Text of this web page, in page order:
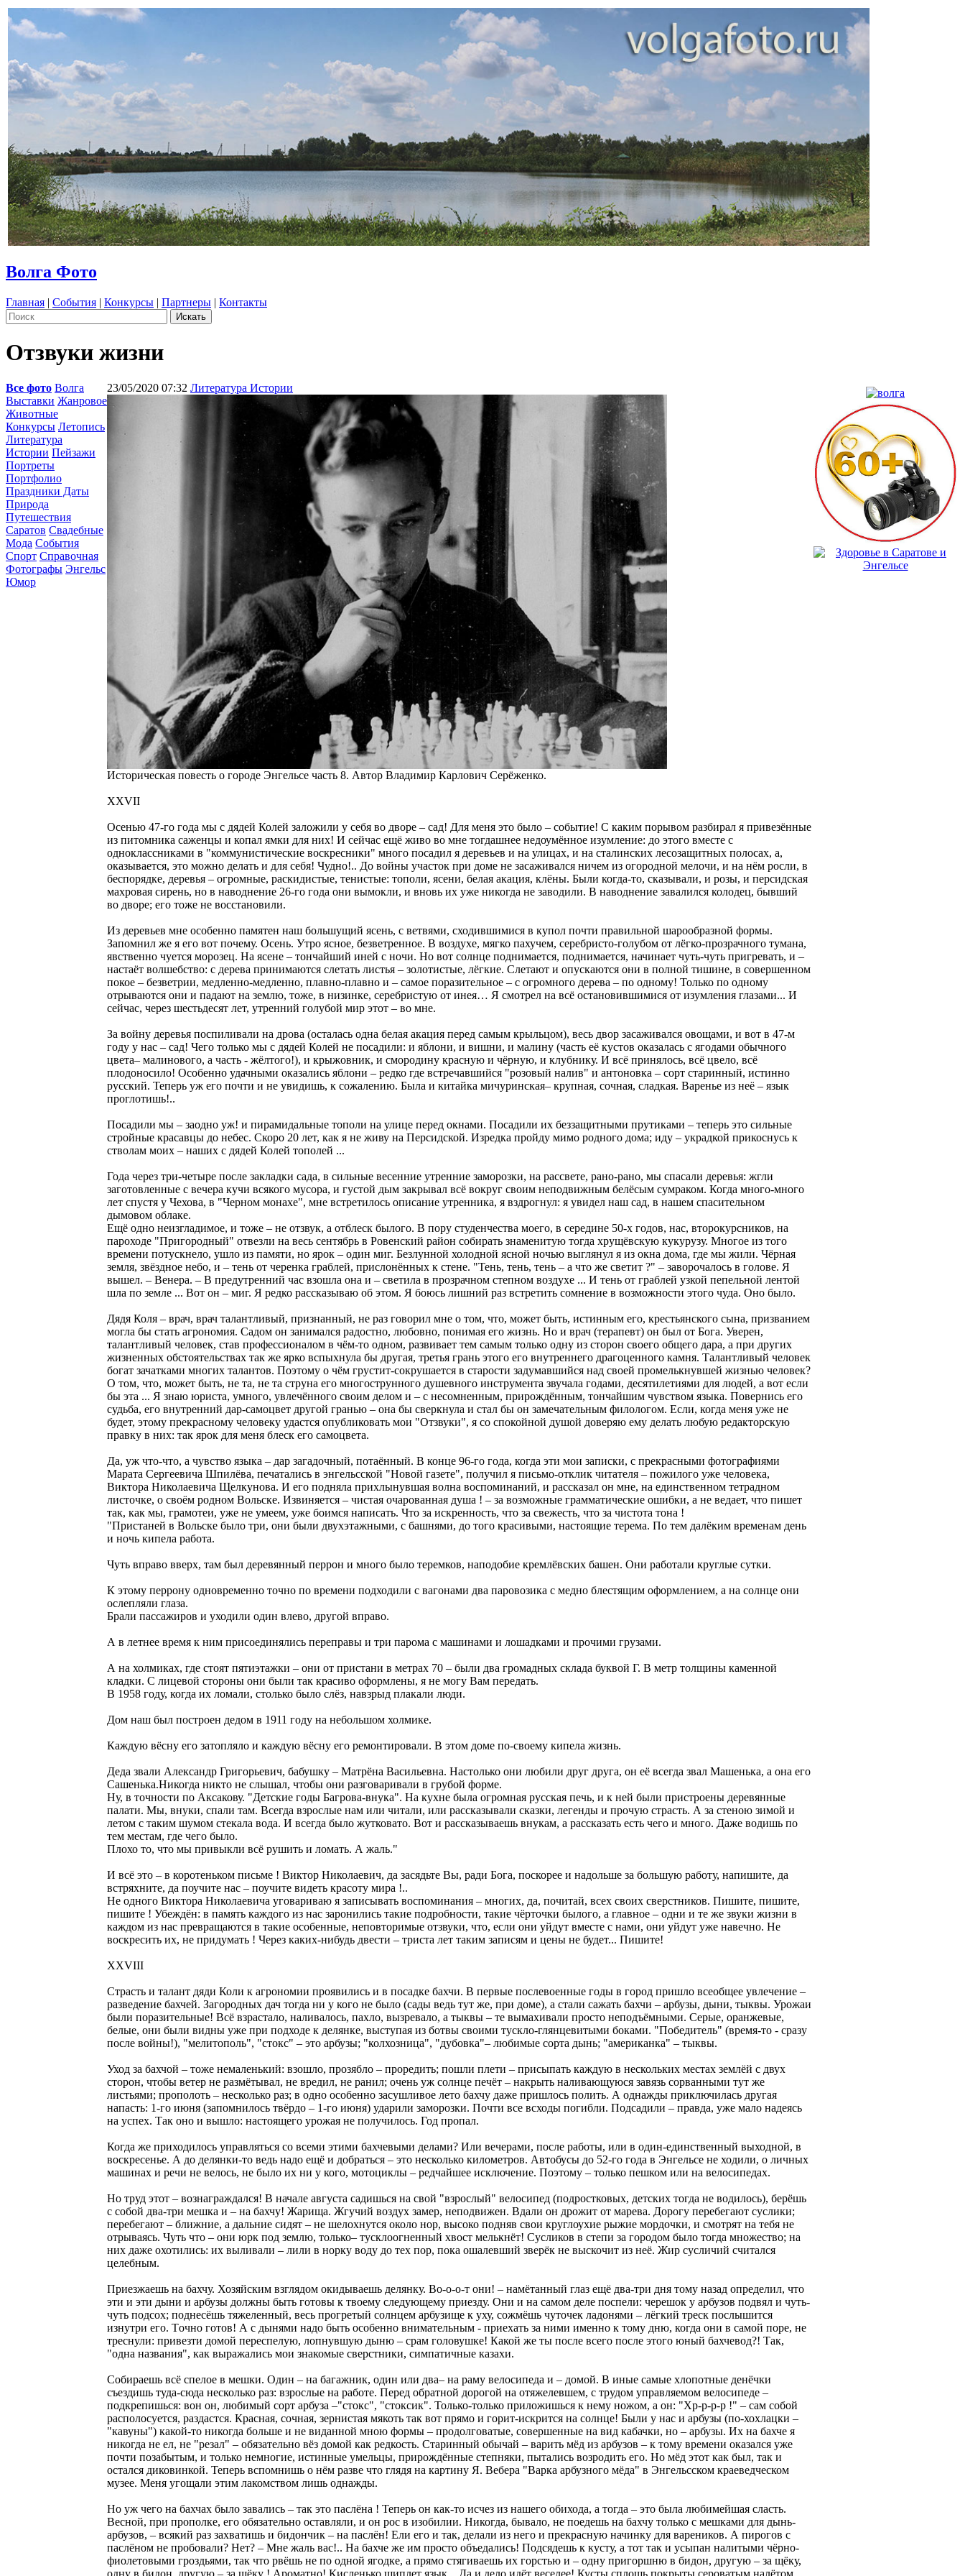
Волга Фото
Главная | События | Конкурсы | Партнеры | Контакты
Отзвуки жизни
Все фото Волга
Выставки Жанровое
Животные
Конкурсы Летопись
Литература
Истории Пейзажи
Портреты
Портфолио
Праздники Даты
Природа
Путешествия
Саратов Свадебные
Мода События
Спорт Справочная
Фотографы Энгельс
Юмор
23/05/2020 07:32 Литература Истории
Историческая повесть о городе Энгельсе часть 8. Автор Владимир Карлович Серёженко.
XXVII
Осенью 47-го года мы с дядей Колей заложили у себя во дворе – сад! Для меня это было – событие! С каким порывом разбирал я привезённые
из питомника саженцы и копал ямки для них! И сейчас ещё живо во мне тогдашнее недоумённое изумление: до этого вместе с
одноклассниками в "коммунистические воскресники" много посадил я деревьев и на улицах, и на сталинских лесозащитных полосах, а,
оказывается, это можно делать и для себя! Чуднo!.. До войны участок при доме не засаживался ничем из огородной мелочи, и на нём росли, в
беспорядке, деревья – огромные, раскидистые, тенистые: тополи, ясени, белая акация, клёны. Были когда-то, сказывали, и розы, и персидская
махровая сирень, но в наводнение 26-го года они вымокли, и вновь их уже никогда не заводили. В наводнение завалился колодец, бывший
во дворе; его тоже не восстановили.
Из деревьев мне особенно памятен наш большущий ясень, с ветвями, сходившимися в купол почти правильной шарообразной формы.
Запомнил же я его вот почему. Осень. Утро ясное, безветренное. В воздухе, мягко пахучем, серебристо-голубом от лёгко-прозрачного тумана,
явственно чуется морозец. На ясене – тончайший иней с ночи. Но вот солнце поднимается, поднимается, начинает чуть-чуть пригревать, и –
настаёт волшебство: с дерева принимаются слетать листья – золотистые, лёгкие. Слетают и опускаются они в полной тишине, в совершенном
покое – безветрии, медленно-медленно, плавно-плавно и – самое поразительное – с огромного дерева – по одному! Только по одному
отрываются они и падают на землю, тоже, в низинке, серебристую от инея… Я смотрел на всё остановившимися от изумления глазами... И
сейчас, через шестьдесят лет, утренний голубой мир этот – во мне.
За войну деревья поспиливали на дрова (осталась одна белая акация перед самым крыльцом), весь двор засаживался овощами, и вот в 47-м
году у нас – сад! Чего только мы с дядей Колей не посадили: и яблони, и вишни, и малину (часть её кустов оказалась с ягодами обычного
цвета– малинового, а часть - жёлтого!), и крыжовник, и смородину красную и чёрную, и клубнику. И всё принялось, всё цвело, всё
плодоносило! Особенно удачными оказались яблони – редко где встречавшийся "розовый налив" и антоновка – сорт старинный, истинно
русский. Теперь уж его почти и не увидишь, к сожалению. Была и китайка мичуринская– крупная, сочная, сладкая. Варенье из неё – язык
проглотишь!..
Посадили мы – заодно уж! и пирамидальные тополи на улице перед окнами. Посадили их беззащитными прутиками – теперь это сильные
стройные красавцы до небес. Скоро 20 лет, как я не живу на Персидской. Изредка пройду мимо родного дома; иду – украдкой прикоснусь к
стволам моих – наших с дядей Колей тополей ...
Года через три-четыре после закладки сада, в сильные весенние утренние заморозки, на рассвете, рано-рано, мы спасали деревья: жгли
заготовленные с вечера кучи всякого мусора, и густой дым закрывал всё вокруг своим неподвижным белёсым сумраком. Когда много-много
лет спустя у Чехова, в "Черном монахе", мне встретилось описание утренника, я вздрогнул: я увидел нaш сад, в нaшем спасительном
дымовом облаке.
Ещё одно неизгладимое, и тоже – не отзвук, а отблеск былого. В пору студенчества моего, в середине 50-х годов, нас, второкурсников, на
пароходе "Пригородный" отвезли на весь сентябрь в Ровенский район собирать знаменитую тогда хрущёвскую кукурузу. Многое из того
времени потускнело, ушло из памяти, но ярок – один миг. Безлунной холодной ясной ночью выглянул я из окна дома, где мы жили. Чёрная
земля, звёздное небо, и – тень от черенка граблей, прислонённых к стене. "Тень, тень, тень – а что же светит ?" – заворочалось в голове. Я
вышел. – Венера. – В предутренний час взошла она и – светила в прозрачном степном воздухе ... И тень от граблей узкой пепельной лентой
шла по земле ... Вoт он – миг. Я редко рассказываю об этом. Я боюсь лишний раз встретить сомнение в возможности этого чуда. Оно было.
Дядя Коля – врач, врач талантливый, признанный, не раз говорил мне о том, что, может быть, истинным его, крестьянского сына, призванием
могла бы стать агрономия. Садом он занимался радостно, любовно, понимая его жизнь. Но и врач (терапевт) он был от Бога. Уверен,
талантливый человек, став профессионалом в чём-то одном, развивает тем самым только однy из сторон своего общего дара, а при других
жизненных обстоятельствах тaк же ярко вспыхнула бы другая, третья грань этого его внутреннего драгоценного камня. Талантливый человек
богат зачатками многих талантов. Поэтому о чём грустит-сокрушается в старости задумавшийся над своей промелькнувшей жизнью человек?
О том, что, может быть, не тa, не тa струна его многострунного душевного инструмента звучала годами, десятилетиями для людей, а вот если
бы эта ... Я знаю юриста, умного, увлечённого своим делом и – с несомненным, прирождённым, тончайшим чувством языка. Повернись его
судьба, его внутренний дар-самоцвет другой гранью – онa бы сверкнула и стал бы он замечательным филологом. Если, когда меня уже не
будет, этому прекрасному человеку удастся опубликовать мои "Отзвуки", я со спокойной душой доверяю ему делать любую редакторскую
правку в них: так ярок для меня блеск его самоцвета.
Да, уж чтo-чтo, а чувство языка – дар загадочный, потаённый. В конце 96-го года, когда эти мои записки, с прекрасными фотографиями
Марата Сергеевича Шпилёва, печатались в энгельсской "Новой газете", получил я письмо-отклик читателя – пожилого уже человека,
Виктора Николаевича Щелкунова. И егo подняла прихлынувшая волна воспоминаний, и рассказал он мне, на единственном тетрадном
листочке, о своём родном Вольске. Извиняется – чистая очарованная душа ! – за возможные грамматические ошибки, а не ведает, что пишет
так, как мы, грамотеи, уже не умеем, уже боимся написать. Что за искренность, что за свежесть, что за чистота тона !
"Пристаней в Вольске было три, они были двухэтажными, с башнями, до того красивыми, настоящие терема. По тем далёким временам день
и ночь кипела работа.
Чуть вправо вверх, там был деревянный перрон и много было теремков, наподобие кремлёвских башен. Они работали круглые сутки.
К этому перрону одновременно точно по времени подходили с вагонами два паровозика с медно блестящим оформлением, а на солнце они
ослепляли глаза.
Брали пассажиров и уходили один влево, другой вправо.
А в летнее время к ним присоединялись переправы и три парома с машинами и лошадками и прочими грузами.
А на холмиках, где стоят пятиэтажки – они от пристани в метрах 70 – были два громадных склада буквой Г. В метр толщины каменной
кладки. С лицевой стороны они были так красиво оформлены, я не могу Вам передать.
В 1958 году, когда их ломали, столько было слёз, навзрыд плакали люди.
Дом наш был построен дедом в 1911 году на небольшом холмике.
Каждую вёсну его затопляло и каждую вёсну его ремонтировали. В этом доме по-своему кипела жизнь.
Деда звали Александр Григорьевич, бабушку – Матрёна Васильевна. Настолько они любили друг друга, он её всегда звал Машенька, а она его
Сашенька.Никогда никто не слышал, чтобы они разговаривали в грубой форме.
Ну, в точности по Аксакову. "Детские годы Багрова-внука". На кухне была огромная русская печь, и к ней были пристроены деревянные
палати. Мы, внуки, спали там. Всегда взрослые нам или читали, или рассказывали сказки, легенды и прочую страсть. А за стеною зимой и
летом с таким шумом стекала вода. И всегда было жутковато. Вот и рассказываешь внукам, а рассказать есть чего и много. Даже водишь по
тем местам, где чего было.
Плохо то, что мы привыкли всё рушить и ломать. А жаль."
И всё это – в коротеньком письме ! Виктор Николаевич, да засядьте Вы, ради Бога, поскорее и надольше за большую работу, напишите, да
встряхните, да поучите нас – поучите видеть красоту мира !..
Не одного Виктора Николаевича уговариваю я записывать воспоминания – многих, да, почитай, всех своих сверстников. Пишите, пишите,
пишите ! Убеждён: в память каждого из нас заронились такие подробности, такие чёрточки былого, а главное – одни и те же звуки жизни в
каждом из нас превращаются в такие особенные, неповторимые отзвуки, что, если они уйдут вместе с нами, они уйдут уже навечно. Не
воскресить их, не придумать ! Через каких-нибудь двести – триста лет таким записям и цены не будет... Пишите!
XXVIII
Страсть и талант дяди Коли к агрономии проявились и в посадке бахчи. В первые послевоенные годы в город пришло всеобщее увлечение –
разведение бaхчей. Загородных дач тогда ни у кого не было (сады ведь тут же, при доме), а стали сажать бaхчи – арбузы, дыни, тыквы. Урожаи
были поразительные! Всё взрастало, наливалось, пахло, вызревало, а тыквы – те вымахивали просто неподъёмными. Серые, оранжевые,
белые, они были видны уже при подходе к делянке, выступая из ботвы своими тускло-глянцевитыми боками. "Победитель" (время-то - сразу
после войны!), "мелитополь", "стокс" – это арбузы; "колхозница", "дубовка"– любимые сорта дынь; "американка" – тыквы.
Уход за бахчой – тоже немаленький: взошло, прозябло – проредить; пошли плети – присыпать каждую в нескольких местах землёй с двух
сторон, чтобы ветер не размётывал, не вредил, не ранил; очень уж солнце печёт – накрыть наливающуюся завязь сорванными тут же
листьями; прополоть – несколько раз; в одно особенно засушливое лето бахчу даже пришлось полить. А однажды приключилась другая
напасть: 1-го июня (запомнилось твёрдо – 1-го июня) ударили заморозки. Почти все всходы погибли. Подсадили – правда, уже мало надеясь
на успех. Так оно и вышло: настоящего урожая не получилось. Год пропал.
Когда же приходилось управляться со всеми этими бахчевыми делами? Или вечерами, после работы, или в один-единственный выходной, в
воскресенье. А до делянки-то ведь надо ещё и добраться – это несколько километров. Автобусы до 52-го года в Энгельсе не ходили, о личных
машинах и речи не велось, не было их ни у когo, мотоциклы – редчайшее исключение. Поэтому – только пешком или на велосипедах.
Но труд этот – вознаграждался! В начале августа садишься на свой "взрослый" велосипед (подростковых, детских тогда не водилось), берёшь
с собой два-три мешка и – на бахчу! Жарища. Жгучий воздух замер, неподвижен. Вдали он дрожит от мaрева. Дорогу перебегают суслики;
перебегают – ближние, а дальние сидят – не шелохнyтся около нор, высоко подняв свои круглоухие рыжие мордочки, и смотрят на тебя не
отрываясь. Чуть чтo – они юрк под землю, только– тусклоогненный хвост мелькнёт! Сусликов в степи за городом было тогда множество; на
них даже охотились: их выливали – лили в норку воду до тех пор, пока ошалевший зверёк не выскочит из неё. Жир сусличий считался
целебным.
Приезжаешь на бахчу. Хозяйским взглядом окидываешь делянку. Во-о-о-т они! – намётанный глаз ещё два-три дня тому назад определил, что
эти и эти дыни и арбузы должны быть готовы к твоему следующему приезду. Они и на самом деле поспели: черешок у арбузов подвял и чуть-
чуть подсох; поднесёшь тяжеленный, весь прогретый солнцем арбузище к уху, сожмёшь чутoчек ладонями – лёгкий треск послышится
изнутри его. Тoчно готов! А с дынями надо быть особенно внимательным - приехать за ними именно к тому дню, когда они в самой поре, не
треснули: привезти домой переспелую, лопнувшую дыню – срам головушке! Какой же ты после всего после этого юный бахчевод?! Тaк,
"одна названия", как выражались мои знакомые сверстники, симпатичные казахи.
Собираешь всё спелое в мешки. Один – на багажник, один или два– на раму велосипеда и – домой. В иные самые хлопотные денёчки
съездишь туда-сюда несколько раз: взрослые на работе. Перед обратной дорогой на отяжелевшем, с трудом управляемом велосипеде –
подкрепишься: вoн он, любимый сорт арбуза –"стокс", "стоксик". Только-только приложишься к нему ножом, а он: "Хр-р-р-р !" – сaм собой
располосуется, раздастся. Красная, сочная, зернистая мякоть так вот прямо и горит-искрится на солнце! Были у нас и арбузы (по-хохлацки –
"кавуны") какой-то никогда больше и не виданной мною формы – продолговатые, совершенные на вид кабачки, но – арбузы. Их на бахче я
никогда не ел, не "резал" – обязательно вёз домой как редкость. Старинный обычай – варить мёд из арбузов – к тому времени оказался уже
почти позабытым, и только немногие, истинные умельцы, прирождённые степняки, пытались возродить его. Но мёд этот как был, так и
остался диковинкой. Теперь вспомнишь о нём разве что глядя на картину Я. Вебера "Варка арбузного мёда" в Энгельсском краеведческом
музее. Меня угощали этим лакомством лишь однажды.
Но уж чего на бaхчах было завались – так это паслёна ! Теперь он как-то исчез из нашего обихода, а тогда – это была любимейшая сласть.
Весной, при прополке, его обязательно оставляли, и он рос в изобилии. Никогда, бывало, не поедешь на бахчу только с мешками для дынь-
арбузов, – всякий раз захватишь и бидончик – на паслён! Ели его и тaк, делали из него и прекрасную начинку для вареников. А пирогов с
паслёном не пробовали? Нет? – Мне жаль вас!.. На бахче же им просто объедались! Подсядешь к кусту, а тот так и усыпан налитыми чёрно-
фиолетовыми гроздьями, так что рвёшь не по одной ягодке, а прямо стягиваешь их горстью и – одну пригоршню в бидон, другую – за щёку,
одну в бидон, другую – за щёку ! Ароматно! Кисленько щиплет язык... Да и дело идёт веселее! Кусты сплошь покрыты сероватым налётом